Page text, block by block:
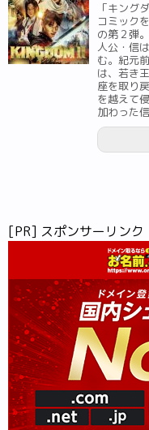
「キング
コミック
の第２弾
人公・信
む。紀元
は、若き
座を取り
を越えて
加わった
[PR] スポンサーリンク